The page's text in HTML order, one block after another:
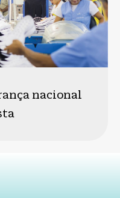
nacional